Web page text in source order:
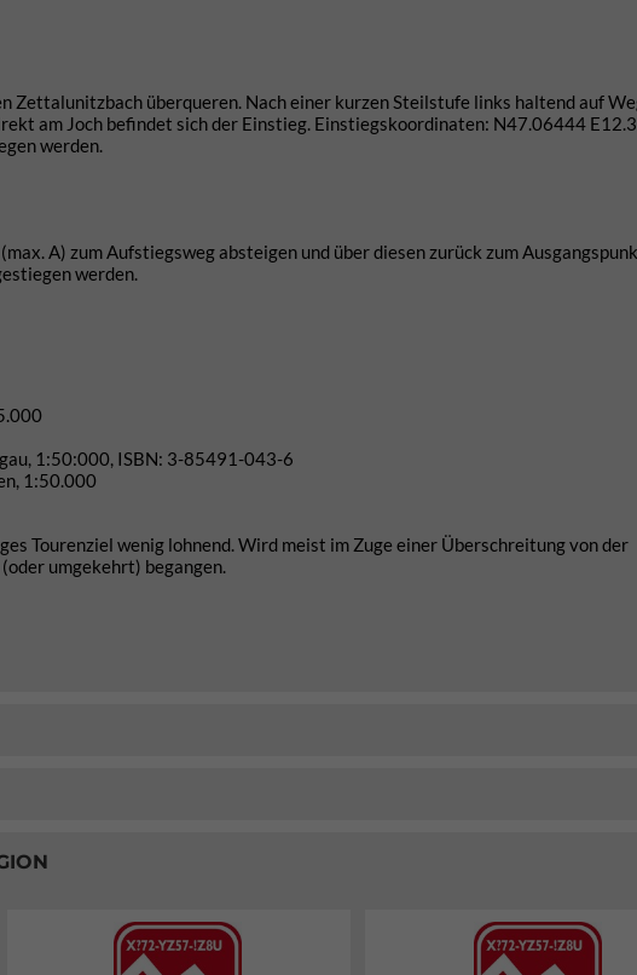
Zettalunitzbach überqueren. Nach einer kurzen Steilstufe links haltend auf
am Joch befindet sich der Einstieg. Einstiegskoordinaten: N47.06444
werden.
A) zum Aufstiegsweg absteigen und über diesen zurück zum
werden.
1:50:000, ISBN: 3-85491-043-6
1:50.000
Tourenziel wenig lohnend. Wird meist im Zuge einer Überschreitung von der
umgekehrt) begangen.